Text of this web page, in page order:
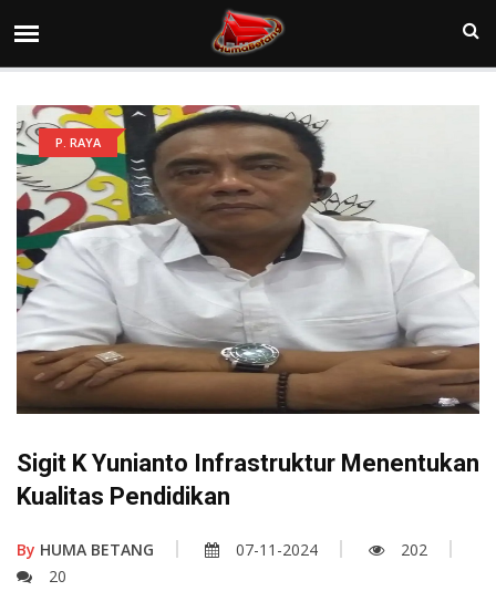
P. RAYA
Sigit K Yunianto Infrastruktur Menentukan
Kualitas Pendidikan
By HUMA BETANG 07-11-2024
202
20